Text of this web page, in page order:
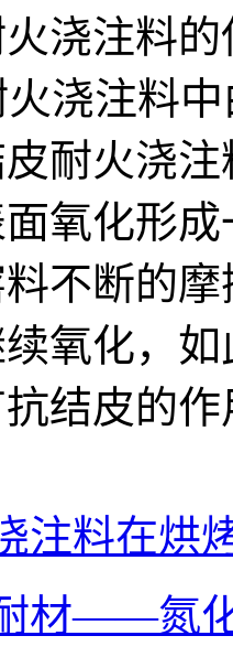
浇注料
注料中
耐火浇
氧化形
不断的
氧化，
结皮的作
注料在烘
材——氮